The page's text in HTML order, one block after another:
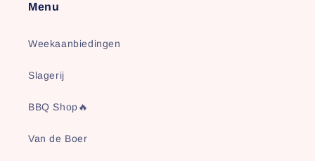
Menu
Weekaanbiedingen
Slagerij
BBQ Shop🔥
Van de Boer